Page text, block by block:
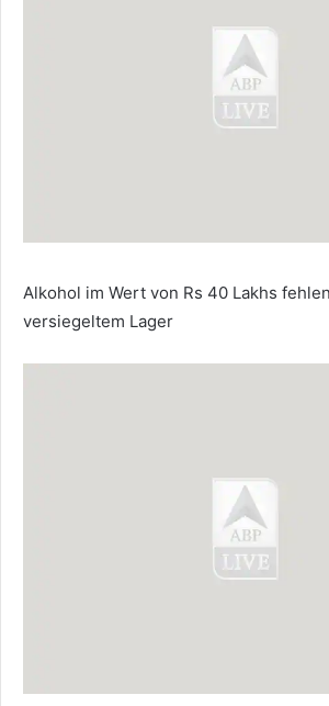
Alkohol im Wert von Rs 40 Lakhs
versiegeltem Lager